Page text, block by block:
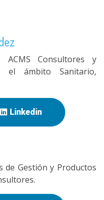
Consultores y
el ámbito Sanitario,
Linkedin
de Gestión y Productos